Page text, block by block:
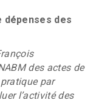
dépenses des
des actes de
par
l’activité des